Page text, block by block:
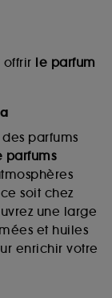
offrir le parfum
parfums
parfums
soit chez
une large
et huiles
enrichir votre